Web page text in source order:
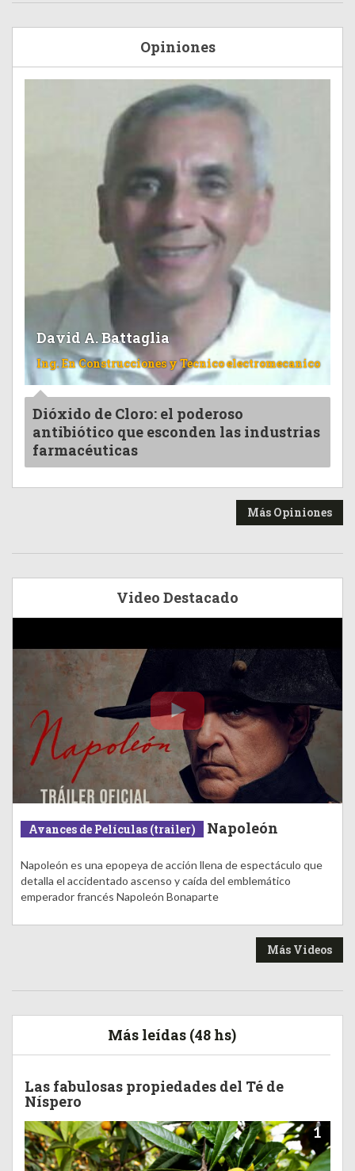
Opiniones
David A. Battaglia
Ing. En Construcciones y Tecnico electromecanico
Dióxido de Cloro: el poderoso
antibiótico que esconden las industrias
farmacéuticas
Más Opiniones
Video Destacado
Avances de Películas (trailer) Napoleón
Napoleón es una epopeya de acción llena de espectáculo que
detalla el accidentado ascenso y caída del emblemático
emperador francés Napoleón Bonaparte
Más Videos
Más leídas (48 hs)
Las fabulosas propiedades del Té de
Níspero
1